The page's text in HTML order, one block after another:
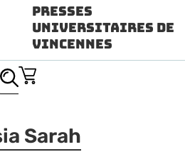
Presses
Universitaires de
Vincennes
Sarah